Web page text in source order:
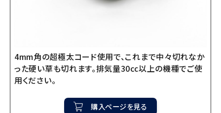
4mm角の超極太コード使用で、これまで中々切れなか
った硬い草も切れます。排気量30㏄以上の機種でご使
用ください。
購入ページを見る